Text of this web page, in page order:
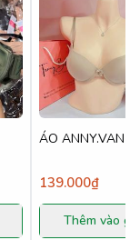
ÁO ANNY.VAN
139.000₫
Thêm vào giỏ